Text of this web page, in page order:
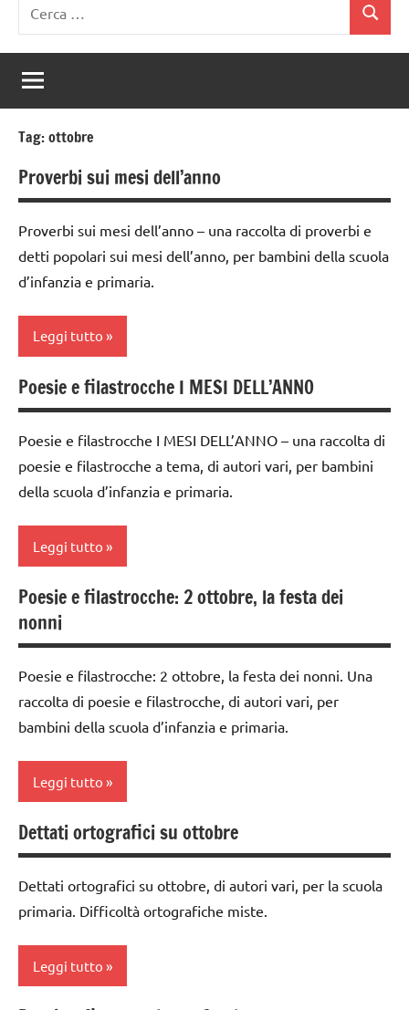
per:
Cerca
Tag:ottobre
Proverbi sui mesi dell’anno
Proverbi sui mesi dell’anno – una raccolta di proverbi e
detti popolari sui mesi dell’anno, per bambini della scuola
d’infanzia e primaria.
Leggi tutto
Capodanno
1a-5a
dai
6
anni
DELL'ANNO
poesie /
mesi
/
misura
tempo
filastrocche
PER ETA'
Poesie e filastrocche I MESI DELL’ANNO
Poesie e filastrocche I MESI DELL’ANNO – una raccolta di
poesie e filastrocche a tema, di autori vari, per bambini
della scuola d’infanzia e primaria.
Leggi tutto
classi
1a-5a
3 ai
6
anni
GEOGRAFIA
LINGUAGGIO
poesie /
mesi
poesie
misura
del
Poesie e filastrocche: 2 ottobre, la festa dei
nonni
Poesie e filastrocche: 2 ottobre, la festa dei nonni. Una
raccolta di poesie e filastrocche, di autori vari, per
bambini della scuola d’infanzia e primaria.
Leggi tutto
classi
1a-5a
LINGUAGGIO
feste e
ricorrenze
poesie e
Dettati ortografici su ottobre
Dettati ortografici su ottobre, di autori vari, per la scuola
primaria. Difficoltà ortografiche miste.
Leggi tutto